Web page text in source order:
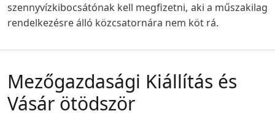
szennyvízkibocsátónak kell megfizetni, aki a műszakilag
rendelkezésre álló közcsatornára nem köt rá.
Mezőgazdasági Kiállítás és
Vásár ötödször